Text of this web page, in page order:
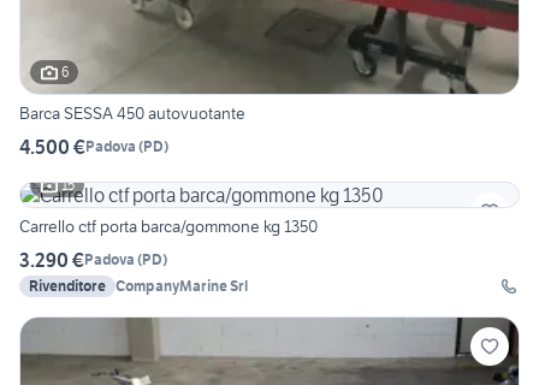
6
Barca SESSA 450 autovuotante
4.500 €Padova (PD)
15
Carrello ctf porta barca/gommone kg 1350
3.290 €Padova (PD)
Rivenditore CompanyMarine Srl